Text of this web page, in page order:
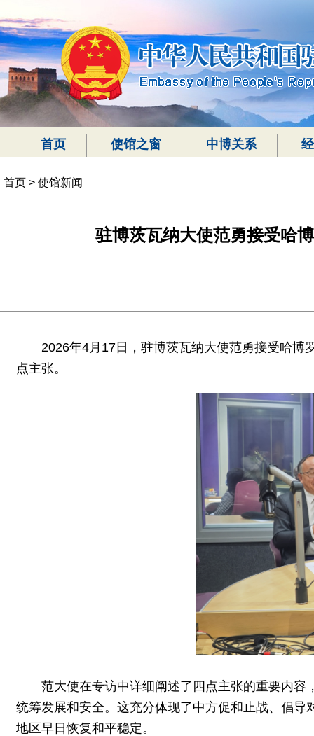
首页 使馆之窗 中博关系
首页 > 使馆新闻
驻博茨瓦纳大使范勇接受哈
2026年4月17日，驻博茨瓦纳大使范勇接受哈博
点主张。
范大使在专访中详细阐述了四点主张的重要内
统筹发展和安全。这充分体现了中方促和止战、倡
地区早日恢复和平稳定。